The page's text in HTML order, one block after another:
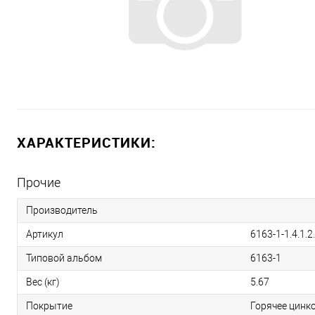
ХАРАКТЕРИСТИКИ:
Прочие
Производитель
Артикул 6163-1-
Типовой альбом 6163-1
Вес (кг) 5.67
Покрытие Горячее